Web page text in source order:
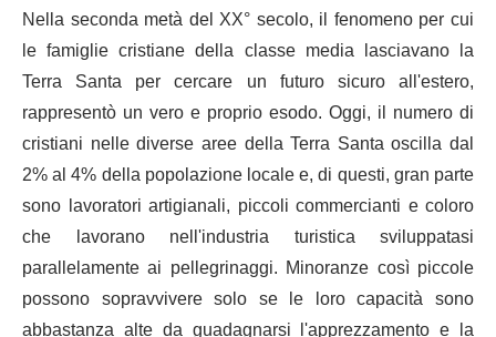
Nella seconda metà del XX° secolo, il fenomeno per cui
le famiglie cristiane della classe media lasciavano la
Terra Santa per cercare un futuro sicuro all'estero,
rappresentò un vero e proprio esodo. Oggi, il numero di
cristiani nelle diverse aree della Terra Santa oscilla dal
2% al 4% della popolazione locale e, di questi, gran parte
sono lavoratori artigianali, piccoli commercianti e coloro
che lavorano nell'industria turistica sviluppatasi
parallelamente ai pellegrinaggi. Minoranze così piccole
possono sopravvivere solo se le loro capacità sono